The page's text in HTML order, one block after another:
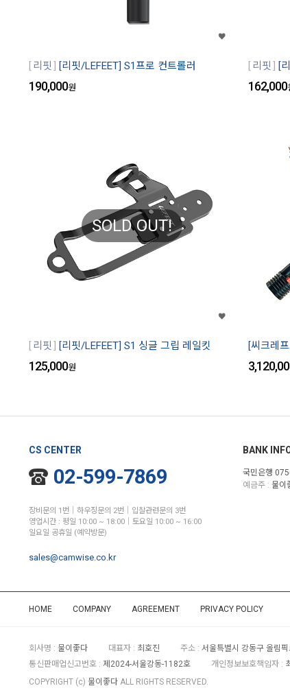
리핏 [리핏/LEFEET] S1프로 컨트롤러
190,000원
리핏 [
162,000
SOLD OUT!
리핏 [리핏/LEFEET] S1 싱글 그립 레일킷
125,000원
[씨크레
CS CENTER
02-599-7869
장비문의 1번│하우징문의 2번│입찰관련문의 3번
영업시간 : 평일 10:00 ~ 18:00│토요일 10:00 ~ 16:00
일요일 공휴일 (예약방문)
sales@camwise.co.kr
BANK
국민은행
예금주 : 물이
HOME COMPANY AGREEMENT PRIVACY POLICY
회사명 : 물이좋다 대표자 : 최호진 주소 : 서울특별시 강동구 올림
통신판매업신고번호 : 제2024-서울강동-1182호 개인정보보호책임자 :
COPYRIGHT (c) 물이좋다 ALL RIGHTS RESERVED.